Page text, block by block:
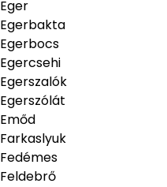
Eger
Egerbakta
Egerbocs
Egercsehi
Egerszalók
Egerszólát
Emőd
Farkaslyuk
Fedémes
Feldebrő